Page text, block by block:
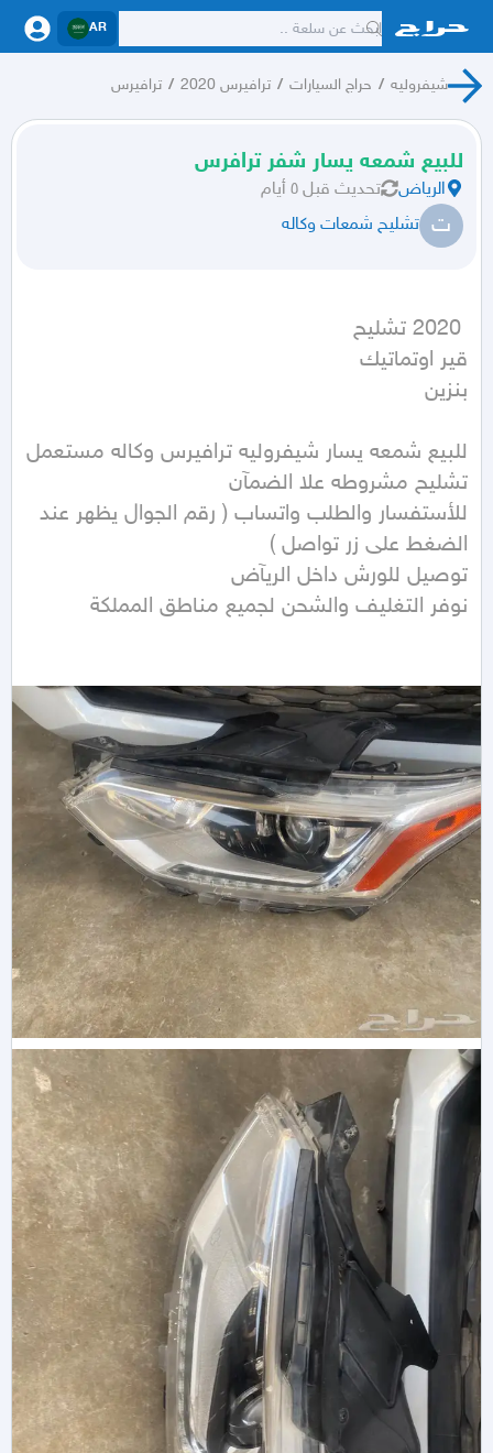
AR
شيفروليه / حراج السيارات / ترافيرس 2020 / ترافيرس
للبيع شمعه يسار شفر ترافرس
الرياض تحديث قبل ٥ أيام
ت تشليح شمعات وكاله
بنزين
نوفر التغليف والشحن لجميع مناطق المملكة